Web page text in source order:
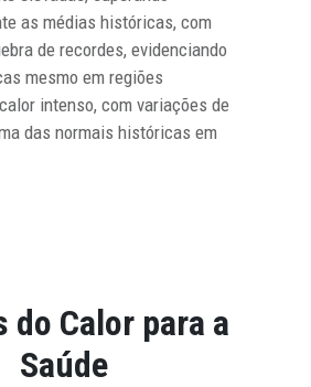
as médias históricas, com
de recordes, evidenciando
mesmo em regiões
intenso, com variações de
das normais históricas em
do Calor para a
Saúde